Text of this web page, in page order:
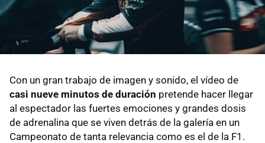
Con un gran trabajo de imagen y sonido, el vídeo de
casi nueve minutos de duración pretende hacer llegar
al espectador las fuertes emociones y grandes dosis
de adrenalina que se viven detrás de la galería en un
Campeonato de tanta relevancia como es el de la F1.